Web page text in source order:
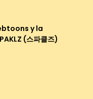
y la
(스파클즈)